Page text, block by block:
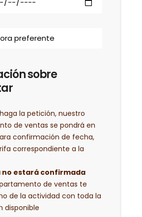
sobre
la petición, nuestro
de ventas se pondrá en
confirmación de fecha,
correspondiente a la
no estará confirmada
de ventas te
de la actividad con toda la
disponible